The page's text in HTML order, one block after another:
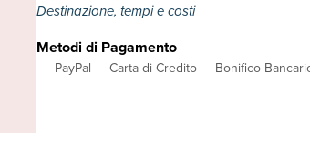
Destinazione, tempi e costi
Metodi di Pagamento
PayPal Carta di Credito Bonifico